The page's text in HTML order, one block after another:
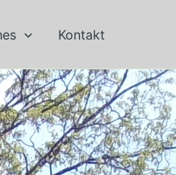
Kontakt